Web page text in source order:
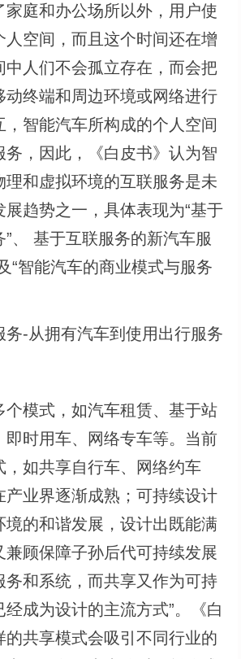
家庭和办公场所以外，用户使
人空间，而且这个时间还在增
中人们不会孤立存在，而会把
动终端和周边环境或网络进行
，智能汽车所构成的个人空间
务，因此，《白皮书》认为智
理和虚拟环境的互联服务是未
展趋势之一，具体表现为“基于
、 基于互联服务的新汽车服
“智能汽车的商业模式与服务
务-从拥有汽车到使用出行服务
个模式，如汽车租赁、基于站
即时用车、网络专车等。当前
，如共享自行车、网络约车
产业界逐渐成熟；可持续设计
境的和谐发展，设计出既能满
兼顾保障子孙后代可持续发展
务和系统，而共享又作为可持
成为设计的主流方式”。《白
的共享模式会吸引不同行业的